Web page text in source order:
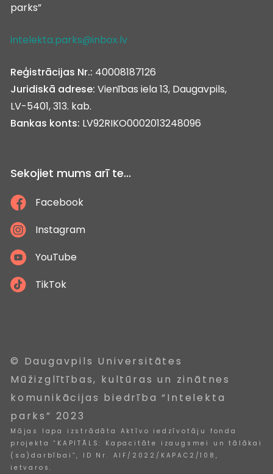
parks”
intelekta.parks@inbox.lv
Reģistrācijas Nr.: 40008187126
Juridiskā adrese: Vienības iela 13, Daugavpils,
LV-5401, 313. kab.
Bankas konts: LV92RIKO0002013248096
Sekojiet mums arī te...
Facebook
Instagram
YouTube
TikTok
© Daugavpils Universitātes
Mūžizglītības, kultūras un zinātnes
komunikācijas biedrība “Intelekta
parks” 2023
Mājas lapa izstrādāta Aktīvo iedzīvotāju fonda
projekta “KAPITĀLS: Kapacitāte izaugsmei un tālākai
(sa)darbībai”, ID Nr. AIF/2022/KAPAC2/108,
ietvaros.